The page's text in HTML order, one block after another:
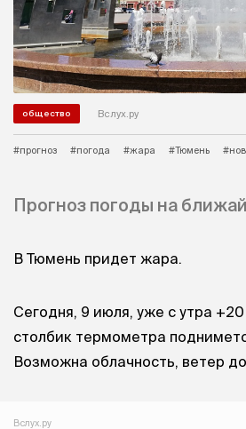
общество Вслух.ру
#прогноз #погода #жара #Тюмень
Прогноз погоды на
В Тюмень придет жара.
Сегодня, 9 июля, уже с утра
столбик термометра
Возможна облачность, ветер
Вслух.ру